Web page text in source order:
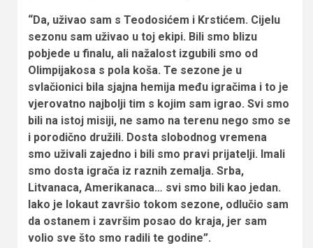
“Da, uživao sam s Teodosićem i Krstićem. Cijelu
sezonu sam uživao u toj ekipi. Bili smo blizu
pobjede u finalu, ali nažalost izgubili smo od
Olimpijakosa s pola koša. Te sezone je u
svlačionici bila sjajna hemija među igračima i to je
vjerovatno najbolji tim s kojim sam igrao. Svi smo
bili na istoj misiji, ne samo na terenu nego smo se
i porodično družili. Dosta slobodnog vremena
smo uživali zajedno i bili smo pravi prijatelji. Imali
smo dosta igrača iz raznih zemalja. Srba,
Litvanaca, Amerikanaca… svi smo bili kao jedan.
Iako je lokaut završio tokom sezone, odlučio sam
da ostanem i završim posao do kraja, jer sam
volio sve što smo radili te godine”.